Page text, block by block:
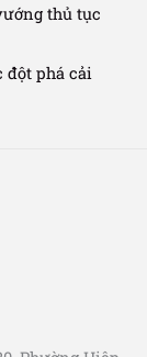
thủ tục
đột phá cải